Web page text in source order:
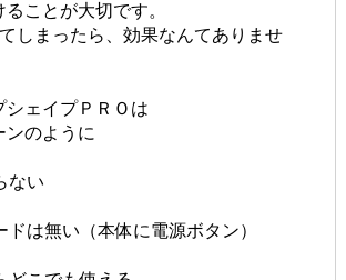
ことが大切です。
しまったら、効果なんてありませ
シェイプＰＲＯは
ンのように
ない
は無い（本体に電源ボタン）